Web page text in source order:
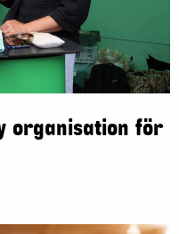
organisation för